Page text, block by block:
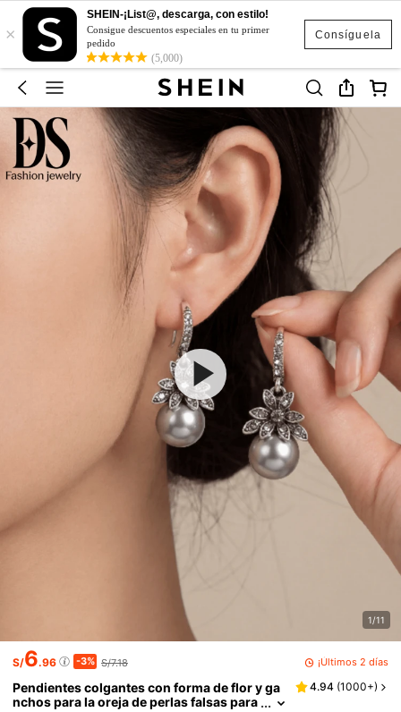
Consíguela
×
SHEIN-¡List@, descarga, con estilo!
Consigue descuentos especiales en tu primer
pedido
(5,000)
1/11
S/6.96 -3% S/7.18 ¡Últimos 2 días
Pendientes colgantes con forma de flor y ga
nchos para la oreja de perlas falsas para
4.94 (1000+)